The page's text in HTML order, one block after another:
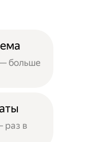
больше
раз в